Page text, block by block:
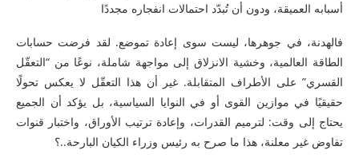
أسبابه العميقة، ودون أن تُبدّد احتمالات انفجاره مجددًا
فالهدنة، في جوهرها، ليست سوى إعادة تموضع. لقد فرضت حسابات
الطاقة العالمية، وخشية الانزلاق إلى مواجهة شاملة، نوعًا من “التعقّل
القسري” على الأطراف المتقابلة. غير أن هذا التعقّل لا يعكس تحولًا
حقيقيًا في موازين القوى أو في النوايا السياسية، بل يؤكد أن الجميع
يحتاج إلى وقت: لترميم القدرات، وإعادة ترتيب الأوراق، واختبار قنوات
تفاوض غير معلنة، هذا ما صرح به رئيس وزراء الكيان البارحة..؟